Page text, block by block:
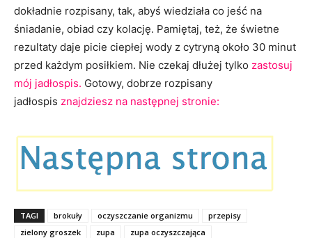
dokładnie rozpisany, tak, abyś wiedziała co jeść na
śniadanie, obiad czy kolację. Pamiętaj, też, że świetne
rezultaty daje picie ciepłej wody z cytryną około 30 minut
przed każdym posiłkiem. Nie czekaj dłużej tylko zastosuj
mój jadłospis. Gotowy, dobrze rozpisany
jadłospis znajdziesz na następnej stronie:
TAGI brokuły oczyszczanie organizmu
przepisy
zielony groszek
zupa zupa oczyszczająca